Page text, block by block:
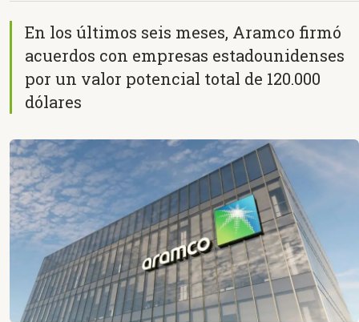
En los últimos seis meses, Aramco firmó
acuerdos con empresas estadounidenses
por un valor potencial total de 120.000
dólares